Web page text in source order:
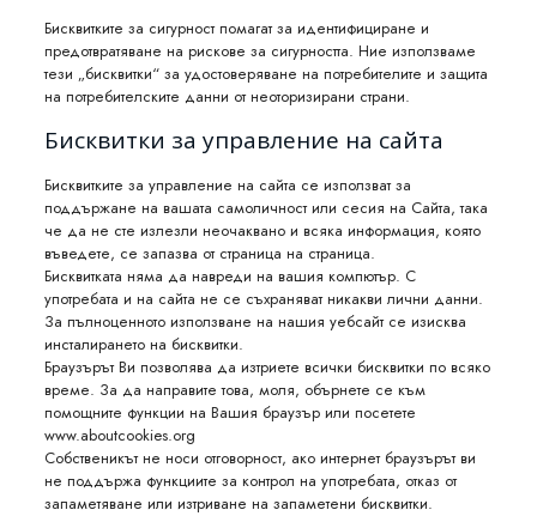
Бисквитките за сигурност помагат за идентифициране и
предотвратяване на рискове за сигурността. Ние използваме
тези „бисквитки“ за удостоверяване на потребителите и защита
на потребителските данни от неоторизирани страни.
Бисквитки за управление на сайта
Бисквитките за управление на сайта се използват за
поддържане на вашата самоличност или сесия на Сайта, така
че да не сте излезли неочаквано и всяка информация, която
въведете, се запазва от страница на страница.
Бисквитката няма да навреди на вашия компютър. С
употребата и на сайта не се съхраняват никакви лични данни.
За пълноценното използване на нашия уебсайт се изисква
инсталирането на бисквитки.
Браузърът Ви позволява да изтриете всички бисквитки по всяко
време. За да направите това, моля, обърнете се към
помощните функции на Вашия браузър или посетете
www.aboutcookies.org
Собственикът не носи отговорност, ако интернет браузърът ви
не поддържа функциите за контрол на употребата, отказ от
запаметяване или изтриване на запаметени бисквитки.